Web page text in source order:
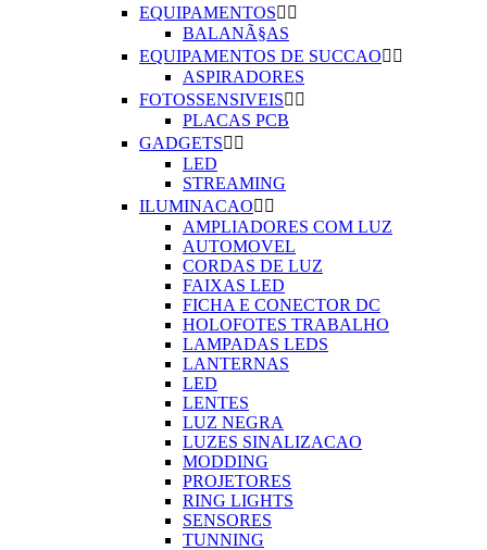
EQUIPAMENTOS 
BALANÃ§AS
EQUIPAMENTOS DE SUCCAO 
ASPIRADORES
FOTOSSENSIVEIS 
PLACAS PCB
GADGETS 
LED
STREAMING
ILUMINACAO 
AMPLIADORES COM LUZ
AUTOMOVEL
CORDAS DE LUZ
FAIXAS LED
FICHA E CONECTOR DC
HOLOFOTES TRABALHO
LAMPADAS LEDS
LANTERNAS
LED
LENTES
LUZ NEGRA
LUZES SINALIZACAO
MODDING
PROJETORES
RING LIGHTS
SENSORES
TUNNING